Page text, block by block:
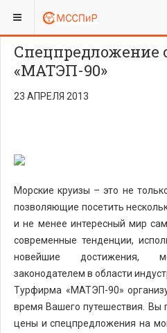
ВЫ ЗДЕСЬ:
Спецпредложение
«МАТЭП-90»
23 АПРЕЛЯ 2013
Морские круизы – это не
позволяющие посетить
и не менее интересный мир
современные тенденции,
новейшие достижения,
законодателем в области
Турфирма «МАТЭП-90»
время Вашего путешествия. Вы
цены и спецпредложения на